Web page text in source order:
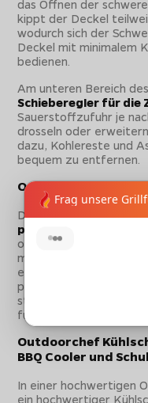
das Öffnen der
kippt der Deckel
wodurch sich der
Deckel mit minimalem
bedienen.
Am unteren Bereich
Schieberegler für die
Sauerstoffzufuhr je
drosseln oder
dazu, Kohlereste und
bequem zu entfernen.
Outdoorchef
Das Kamadomodul
perfekte
optimaler Arbeitshöhe
mit einer
eine Traglast von
problemlos sämtliches
statten die Schublade
für mehr
Outdoorchef
BBQ Cooler und
In einer hochwertigen
ein hochwertiger